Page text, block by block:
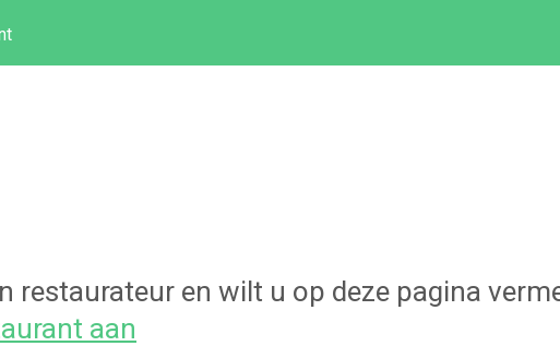
restaurateur en wilt u op deze pagina
aan